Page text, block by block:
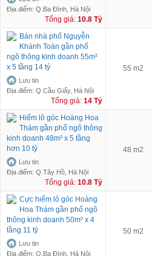
Địa điểm: Q.Ba Đình, Hà Nội
Tổng giá: 10.8 Tỷ
Bán nhà phố Nguyễn
Khánh Toàn gần phố
ngõ thông kinh doanh 55m²
x 5 tầng 14 tỷ
Lưu tin
Địa điểm: Q.Cầu Giấy, Hà Nội
Tổng giá: 14 Tỷ
55 m2
Hiếm lô góc Hoàng Hoa
Thám gần phố ngõ thông
kinh doanh 48m² x 5 tầng
hơn 10 tỷ
Lưu tin
Địa điểm: Q.Tây Hồ, Hà Nội
Tổng giá: 10.8 Tỷ
48 m2
Cực hiếm lô góc Hoàng
Hoa Thám gần phố ngõ
thông kinh doanh 50m² x 4
tầng 11 tỷ
Lưu tin
Địa điểm: Q.Ba Đình, Hà Nội
50 m2